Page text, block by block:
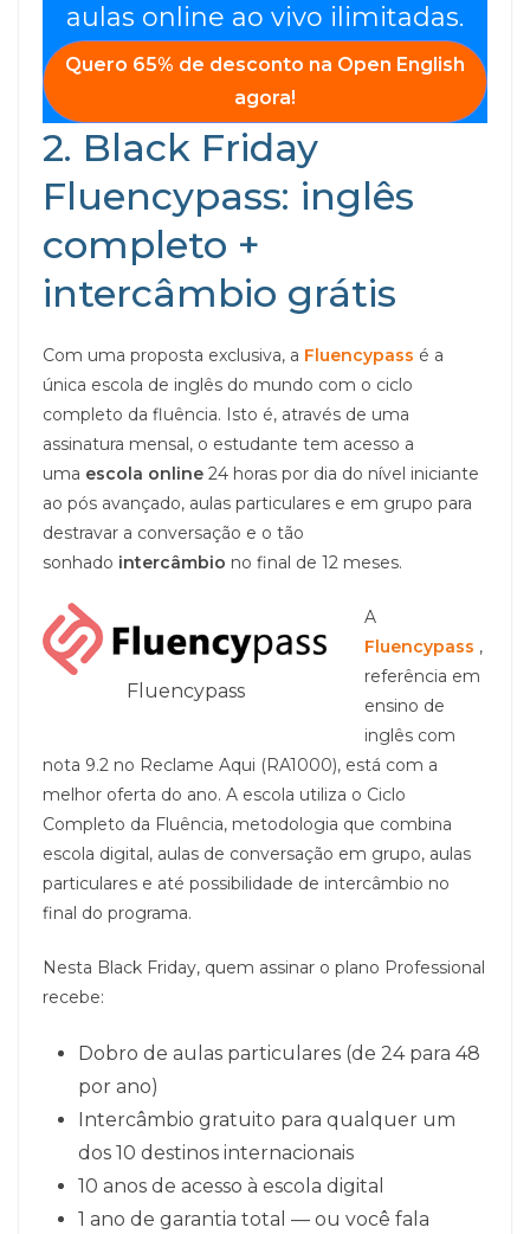
aulas online ao vivo ilimitadas.
Quero 65% de desconto na Open English
agora!
2. Black Friday
Fluencypass: inglês
completo +
intercâmbio grátis
Com uma proposta exclusiva, a Fluencypass é a
única escola de inglês do mundo com o ciclo
completo da fluência. Isto é, através de uma
assinatura mensal, o estudante tem acesso a
uma escola online 24 horas por dia do nível iniciante
ao pós avançado, aulas particulares e em grupo para
destravar a conversação e o tão
sonhado intercâmbio no final de 12 meses.
Fluencypass
A
Fluencypass ,
referência em
ensino de
inglês com
nota 9.2 no Reclame Aqui (RA1000), está com a
melhor oferta do ano. A escola utiliza o Ciclo
Completo da Fluência, metodologia que combina
escola digital, aulas de conversação em grupo, aulas
particulares e até possibilidade de intercâmbio no
final do programa.
Nesta Black Friday, quem assinar o plano Professional
recebe:
Dobro de aulas particulares (de 24 para 48
por ano)
Intercâmbio gratuito para qualquer um
dos 10 destinos internacionais
10 anos de acesso à escola digital
1 ano de garantia total — ou você fala